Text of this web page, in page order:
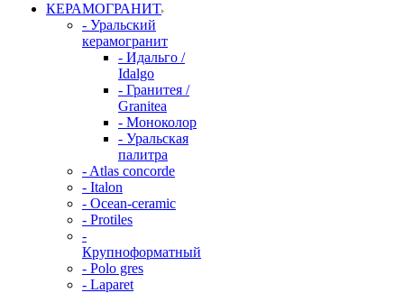
КЕРАМОГРАНИТ
- Уральский
керамогранит
- Идальго /
Idalgo
- Гранитея /
Granitea
- Моноколор
- Уральская
палитра
- Atlas concorde
- Italon
- Ocean-ceramic
- Protiles
-
Крупноформатный
- Polo gres
- Laparet